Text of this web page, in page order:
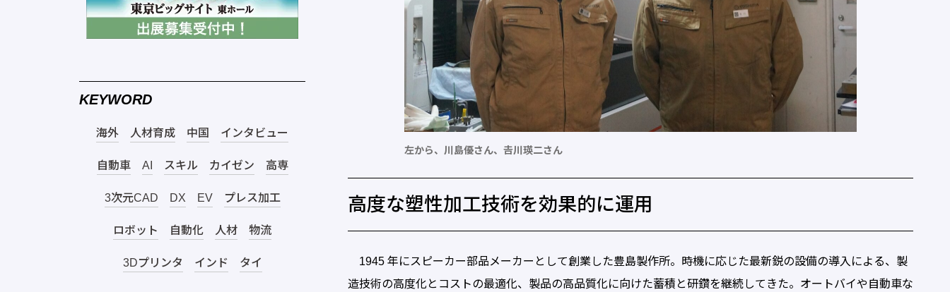
左から、川島優さん、𠮷川瑛二さん
高度な塑性加工技術を効果的に運用
1945 年にスピーカー部品メーカーとして創業した豊島製作所。時機に応じた最新鋭の設備の導入による、製
造技術の高度化とコストの最適化、製品の高品質化に向けた蓄積と研鑽を継続してきた。オートバイや自動車な
KEYWORD
海外 人材育成 中国 インタビュー
自動車 AI スキル カイゼン 高専
3次元CAD DX EV プレス加工
ロボット 自動化 人材 物流
3Dプリンタ インド タイ